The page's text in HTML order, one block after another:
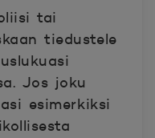
tai
tiedustele
Jos joku
esimerkiksi